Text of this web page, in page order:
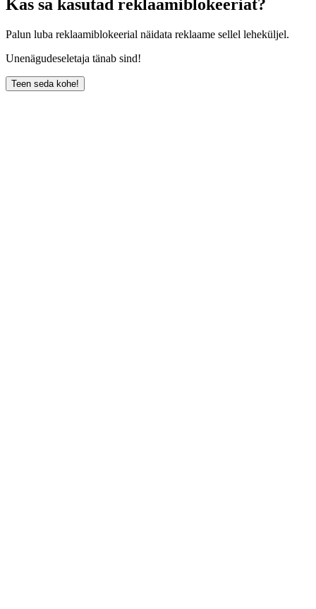
Kas sa kasutad reklaamiblokeeriat?
Palun luba reklaamiblokeerial näidata reklaame sellel leheküljel.
Unenägudeseletaja tänab sind!
Teen seda kohe!